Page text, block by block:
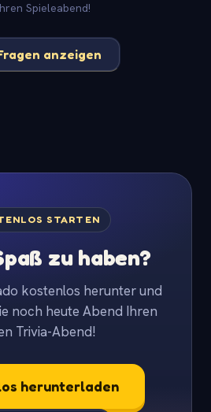
Spieleabend!
anzeigen
STARTEN
zu haben?
kostenlos herunter und
noch heute Abend Ihren
Trivia-Abend!
herunterladen